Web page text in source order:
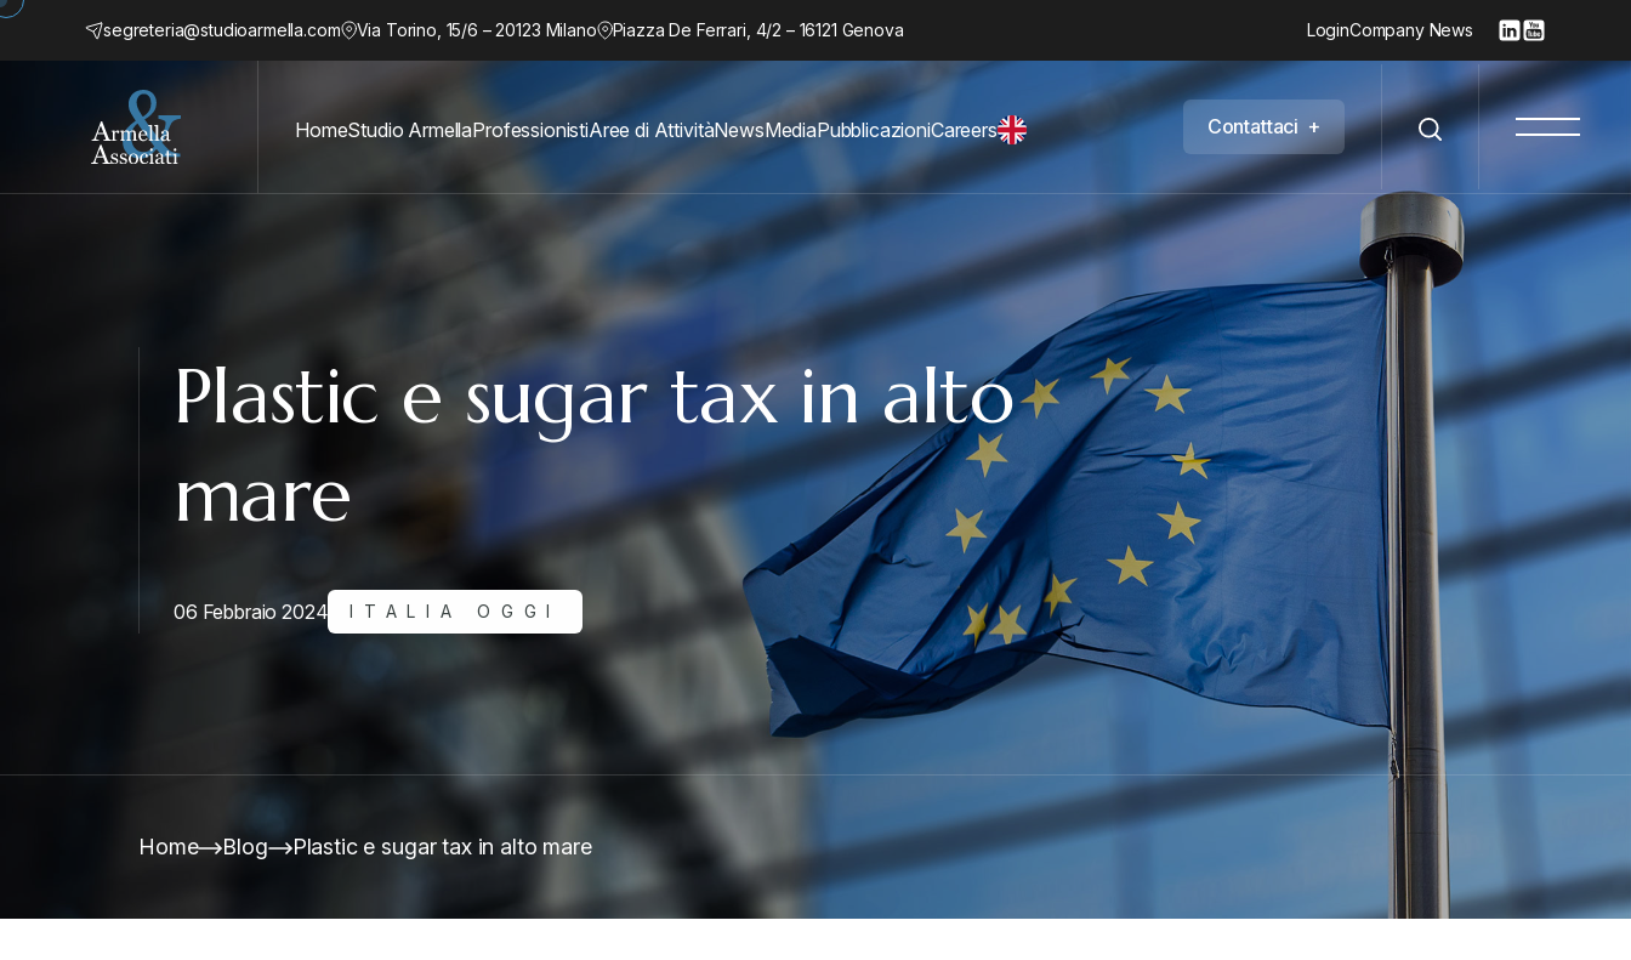
segreteria@studioarmella.com Via Torino, 15/6 – 20123 Milano Piazza De Ferrari, 4/2 – 16121 Genova LoginCompany News
HomeStudio ArmellaProfessionistiAree di AttivitàNewsMediaPubblicazioniCareers Contattaci +
Plastic e sugar tax in alto
mare
06 Febbraio 2024 ITALIA OGGI
Home Blog Plastic e sugar tax in alto mare